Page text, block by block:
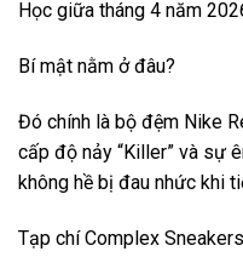
Học giữa tháng 4 năm
Bí mật nằm ở đâu?
Đó chính là bộ đệm Nike
cấp độ nảy “Killer” và sự
không hề bị đau nhức khi
Tạp chí Complex